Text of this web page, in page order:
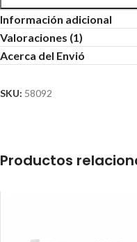
Información adicional
Valoraciones (1)
Acerca del Envió
SKU: 58092
Productos